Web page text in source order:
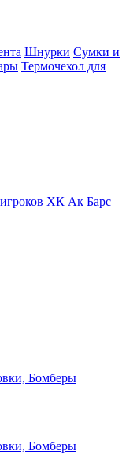
Шнурки Сумки и
Термочехол для
ХК Ак Барс
Бомберы
Бомберы